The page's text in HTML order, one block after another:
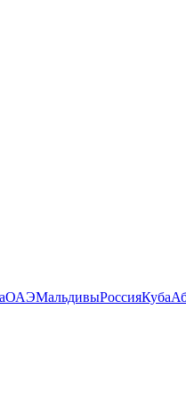
ОАЭМальдивыРоссияКуба